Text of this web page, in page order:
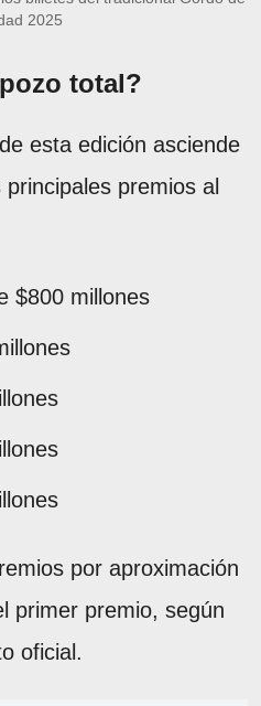
2025
total?
esta edición asciende
principales premios al
$800 millones
por aproximación
primer premio, según
oficial.